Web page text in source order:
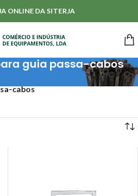
ONLINE DA SITERJA
guia passa-cabos
Guias passa-cabos & acessórios/
cabos